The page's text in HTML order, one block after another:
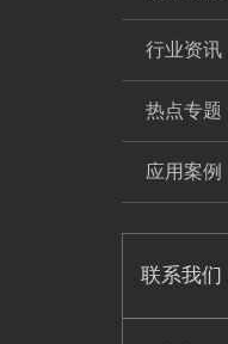
行业资讯
热点专题
应用案例
联系我们